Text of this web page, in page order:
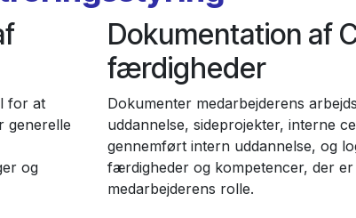
for at
generelle
og
Dokumentation af
færdigheder
Dokumenter medarbejderens
uddannelse, sideprojekter, interne
gennemført intern uddannelse, og
færdigheder og kompetencer, der
medarbejderens rolle.